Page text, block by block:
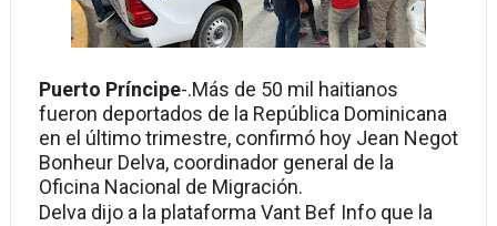
Puerto Príncipe-.Más de 50 mil haitianos
fueron deportados de la República Dominicana
en el último trimestre, confirmó hoy Jean Negot
Bonheur Delva, coordinador general de la
Oficina Nacional de Migración.
Delva dijo a la plataforma Vant Bef Info que la